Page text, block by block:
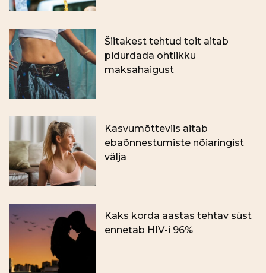
Šiitakest tehtud toit aitab
pidurdada ohtlikku
maksahaigust
Kasvumõtteviis aitab
ebaõnnestumiste nõiaringist
välja
Kaks korda aastas tehtav süst
ennetab HIV-i 96%